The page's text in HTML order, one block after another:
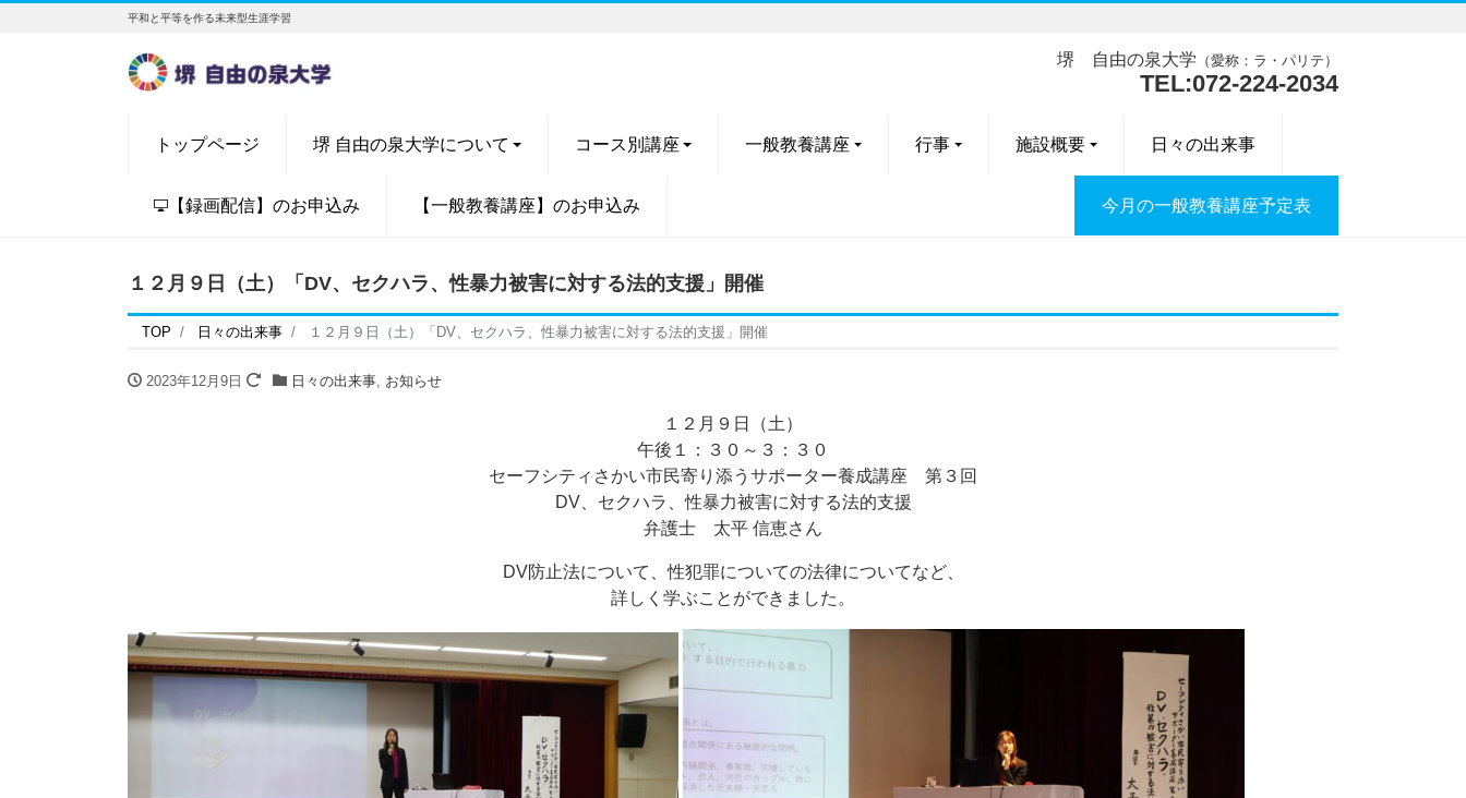
平和と平等を作る未来型生涯学習
堺 自由の泉大学 （愛称：ラ・パリテ）
TEL:072-224-2034
トップページ 堺 自由の泉大学について コース別講座 一般教養講座 行事 施設概要 日々の出来事
【録画配信】のお申込み 【一般教養講座】のお申込み 今月の一般教養講座予定表
１２月９日（土）「DV、セクハラ、性暴力被害に対する法的支援」開催
TOP 日々の出来事 １２月９日（土）「DV、セクハラ、性暴力被害に対する法的支援」開催
2023年12月9日 日々の出来事, お知らせ
１２月９日（土）
午後１：３０～３：３０
セーフシティさかい市民寄り添うサポーター養成講座 第３回
DV、セクハラ、性暴力被害に対する法的支援
弁護士 太平 信恵さん
DV防止法について、性犯罪についての法律についてなど、
詳しく学ぶことができました。